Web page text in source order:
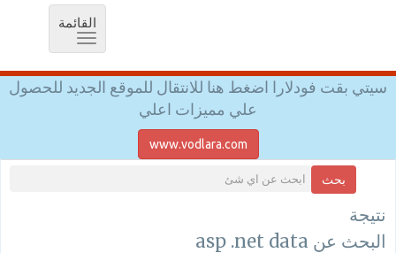
القائمة
Toggle
سيتي بقت فودلارا اضغط هنا للانتقال للموقع الجديد للحصول
علي مميزات اعلي
www.vodlara.com
بحث
نتيجة
البحث عن asp .net data